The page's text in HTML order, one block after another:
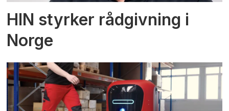
HIN styrker rådgivning i
Norge